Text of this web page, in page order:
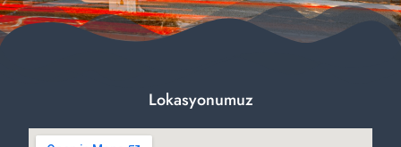
Lokasyonumuz